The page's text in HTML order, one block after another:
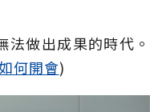
做出成果的時代。
何開會)